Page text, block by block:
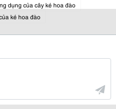
dụng của cây ké hoa đào
ké hoa đào